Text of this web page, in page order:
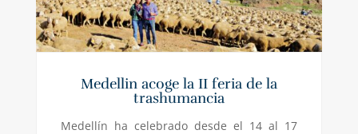
Medellin acoge la II feria de la
trashumancia
Medellín ha celebrado desde el 14 al 17